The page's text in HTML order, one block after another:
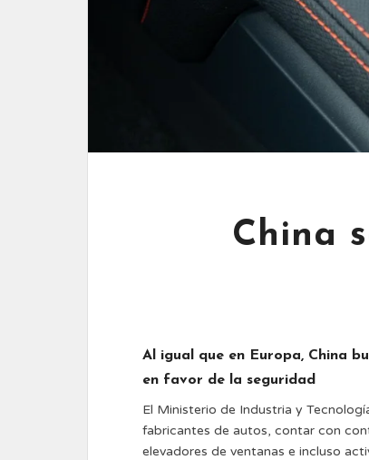
China
Al igual que en Europa, China
en favor de la seguridad
El Ministerio de Industria y
fabricantes de autos, contar con
elevadores de ventanas e incluso